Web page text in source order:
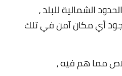
الشمالية للبلد ،
أي مكان آمن في تلك
مما هم فيه ،